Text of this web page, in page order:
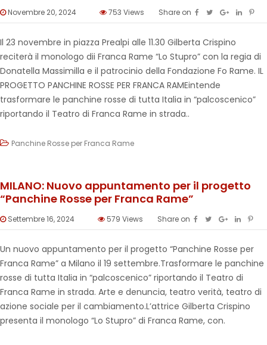
Novembre 20, 2024 753 Views Share on
Il 23 novembre in piazza Prealpi alle 11.30 Gilberta Crispino
reciterà il monologo dii Franca Rame “Lo Stupro” con la regia di
Donatella Massimilla e il patrocinio della Fondazione Fo Rame. IL
PROGETTO PANCHINE ROSSE PER FRANCA RAMEintende
trasformare le panchine rosse di tutta Italia in “palcoscenico”
riportando il Teatro di Franca Rame in strada..
Panchine Rosse per Franca Rame
MILANO: Nuovo appuntamento per il progetto
“Panchine Rosse per Franca Rame”
Settembre 16, 2024 579 Views Share on
Un nuovo appuntamento per il progetto “Panchine Rosse per
Franca Rame” a Milano il 19 settembre.Trasformare le panchine
rosse di tutta Italia in “palcoscenico” riportando il Teatro di
Franca Rame in strada. Arte e denuncia, teatro verità, teatro di
azione sociale per il cambiamento.L’attrice Gilberta Crispino
presenta il monologo “Lo Stupro” di Franca Rame, con.